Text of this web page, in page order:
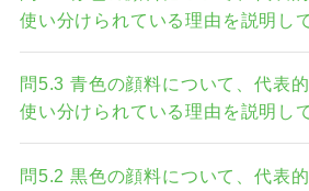
使い分けられている理由を説明し
問5.3 青色の顔料について、代表
使い分けられている理由を説明し
問5.2 黒色の顔料について、代表